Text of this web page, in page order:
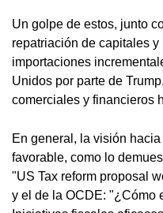
Un golpe de estos, junto
repatriación de capitales
importaciones
Unidos por parte de
comerciales y financieros
En general, la visión
favorable, como lo
"US Tax reform proposal
y el de la OCDE: "¿Cómo